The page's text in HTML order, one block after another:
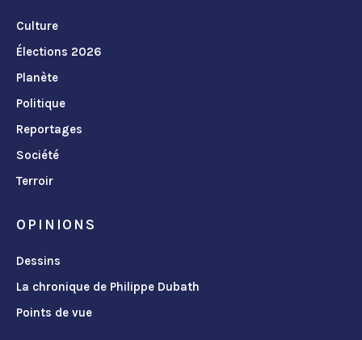
Culture
Élections 2026
Planète
Politique
Reportages
Société
Terroir
OPINIONS
Dessins
La chronique de Philippe Dubath
Points de vue